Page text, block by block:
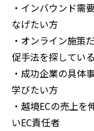
・インバウンド需
なげたい方
・オンライン施策
促手法を探してい
・成功企業の具体
学びたい方
・越境ECの売上
いEC責任者